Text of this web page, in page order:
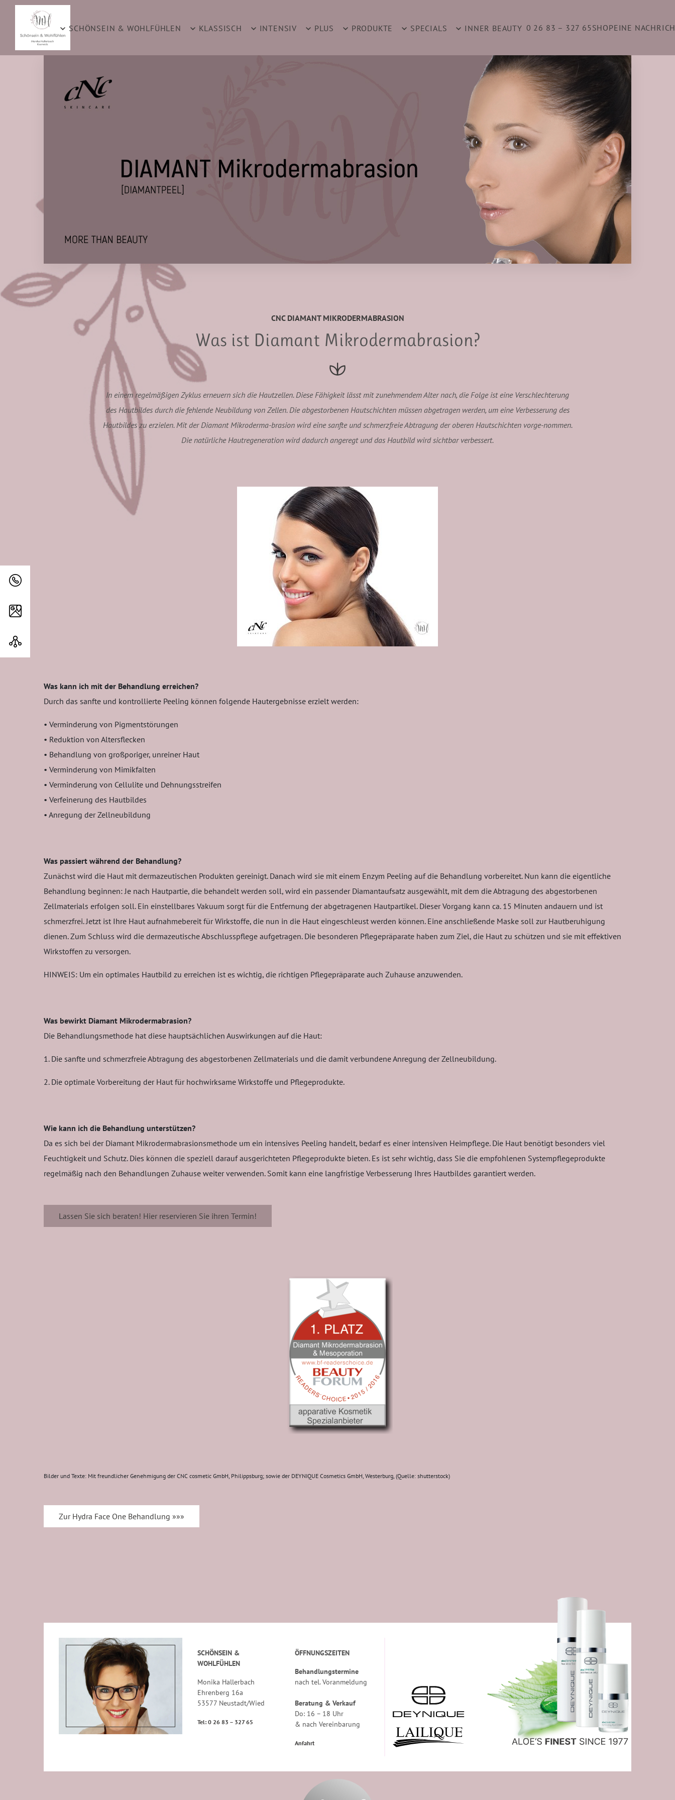
SCHÖNSEIN & WOHLFÜHLEN KLASSISCH INTENSIV PLUS PRODUKTE SPECIALS INNER BEAUTY 0 26 83 – 327 65 SHOPEINE
CNC DIAMANT MIKRODERMABRASION
Was ist Diamant Mikrodermabrasion?
In einem regelmäßigen Zyklus erneuern sich die Hautzellen. Diese Fähigkeit lässt mit zunehmendem Alter nach, die Folge ist eine Verschlechterung
des Hautbildes durch die fehlende Neubildung von Zellen. Die abgestorbenen Hautschichten müssen abgetragen werden, um eine Verbesserung des
Hautbildes zu erzielen. Mit der Diamant Mikroderma-brasion wird eine sanfte und schmerzfreie Abtragung der oberen Hautschichten vorge-nommen.
Die natürliche Hautregeneration wird dadurch angeregt und das Hautbild wird sichtbar verbessert.
Was kann ich mit der Behandlung erreichen?
Durch das sanfte und kontrollierte Peeling können folgende Hautergebnisse erzielt werden:
• Verminderung von Pigmentstörungen
• Reduktion von Altersflecken
• Behandlung von großporiger, unreiner Haut
• Verminderung von Mimikfalten
• Verminderung von Cellulite und Dehnungsstreifen
• Verfeinerung des Hautbildes
• Anregung der Zellneubildung
Was passiert während der Behandlung?
Zunächst wird die Haut mit dermazeutischen Produkten gereinigt. Danach wird sie mit einem Enzym Peeling auf die Behandlung vorbereitet. Nun kann die eigentliche
Behandlung beginnen: Je nach Hautpartie, die behandelt werden soll, wird ein passender Diamantaufsatz ausgewählt, mit dem die Abtragung des abgestorbenen
Zellmaterials erfolgen soll. Ein einstellbares Vakuum sorgt für die Entfernung der abgetragenen Hautpartikel. Dieser Vorgang kann ca. 15 Minuten andauern und ist
schmerzfrei. Jetzt ist Ihre Haut aufnahmebereit für Wirkstoffe, die nun in die Haut eingeschleust werden können. Eine anschließende Maske soll zur Hautberuhigung
dienen. Zum Schluss wird die dermazeutische Abschlusspflege aufgetragen. Die besonderen Pflegepräparate haben zum Ziel, die Haut zu schützen und sie mit effektiven
Wirkstoffen zu versorgen.
HINWEIS: Um ein optimales Hautbild zu erreichen ist es wichtig, die richtigen Pflegepräparate auch Zuhause anzuwenden.
Was bewirkt Diamant Mikrodermabrasion?
Die Behandlungsmethode hat diese hauptsächlichen Auswirkungen auf die Haut:
1. Die sanfte und schmerzfreie Abtragung des abgestorbenen Zellmaterials und die damit verbundene Anregung der Zellneubildung.
2. Die optimale Vorbereitung der Haut für hochwirksame Wirkstoffe und Pflegeprodukte.
Wie kann ich die Behandlung unterstützen?
Da es sich bei der Diamant Mikrodermabrasionsmethode um ein intensives Peeling handelt, bedarf es einer intensiven Heimpflege. Die Haut benötigt besonders viel
Feuchtigkeit und Schutz. Dies können die speziell darauf ausgerichteten Pflegeprodukte bieten. Es ist sehr wichtig, dass Sie die empfohlenen Systempflegeprodukte
regelmäßig nach den Behandlungen Zuhause weiter verwenden. Somit kann eine langfristige Verbesserung Ihres Hautbildes garantiert werden.
Lassen Sie sich beraten! Hier reservieren Sie ihren Termin!
Bilder und Texte: Mit freundlicher Genehmigung der CNC cosmetic GmbH, Philippsburg; sowie der DEYNIQUE Cosmetics GmbH, Westerburg, (Quelle: shutterstock)
Zur Hydra Face One Behandlung »»»
SCHÖNSEIN &
WOHLFÜHLEN
Monika Hallerbach
Ehrenberg 16a
53577 Neustadt/Wied
Tel: 0 26 83 – 327 65
ÖFFNUNGSZEITEN
Behandlungstermine
nach tel. Voranmeldung
Beratung & Verkauf
Do: 16 – 18 Uhr
& nach Vereinbarung
Anfahrt